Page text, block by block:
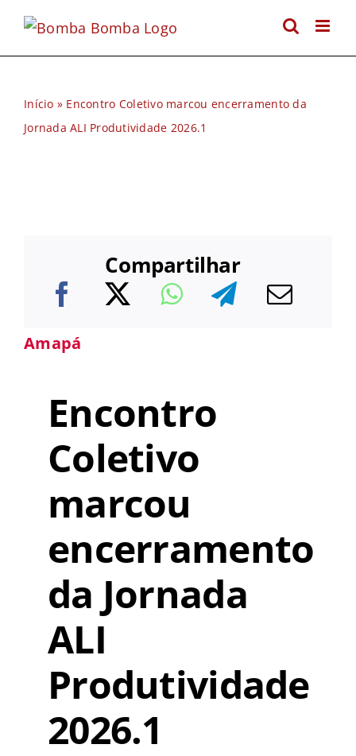
para
o
Início » Encontro Coletivo marcou encerramento da
Jornada ALI Produtividade 2026.1
Compartilhar
Amapá
Encontro
Coletivo
marcou
encerramento
da Jornada
ALI
Produtividade
2026.1